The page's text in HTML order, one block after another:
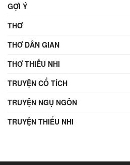
GỢI Ý
THƠ
THƠ DÂN GIAN
THƠ THIẾU NHI
TRUYỆN CỔ TÍCH
TRUYỆN NGỤ NGÔN
TRUYỆN THIẾU NHI